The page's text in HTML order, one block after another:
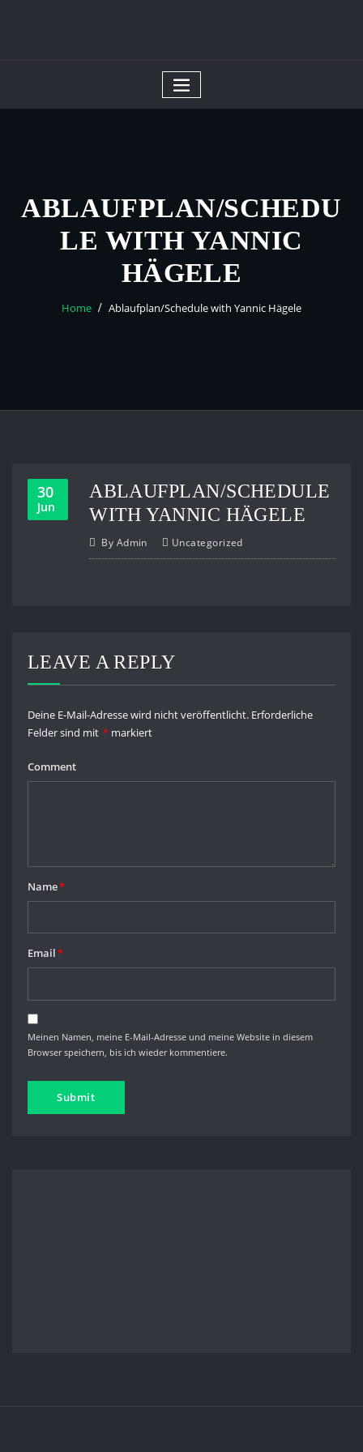
ABLAUFPLAN/SCHEDU
LE WITH YANNIC
HÄGELE
Home Ablaufplan/Schedule with Yannic Hägele
30
Jun
ABLAUFPLAN/SCHEDULE
WITH YANNIC HÄGELE
By Admin Uncategorized
LEAVE A REPLY
Deine E-Mail-Adresse wird nicht veröffentlicht. Erforderliche
Felder sind mit * markiert
Comment
Name*
Email*
Meinen Namen, meine E-Mail-Adresse und meine Website in diesem
Browser speichern, bis ich wieder kommentiere.